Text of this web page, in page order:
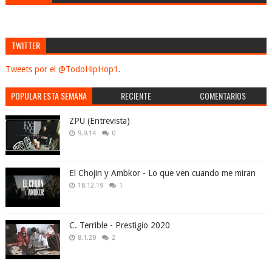
TWITTER
Tweets por el @TodoHipHop1.
POPULAR ESTA SEMANA RECIENTE COMENTARIOS
ZPU (Entrevista)
9.9.14 0
El Chojin y Ambkor - Lo que ven cuando me miran
18.12.19 1
C. Terrible - Prestigio 2020
8.1.20 2